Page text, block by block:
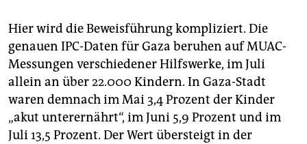
Hier wird die Beweisführung kompliziert. Die
genauen IPC-Daten für Gaza beruhen auf MUAC-
Messungen verschiedener Hilfswerke, im Juli
allein an über 22.000 Kindern. In Gaza-Stadt
waren demnach im Mai 3,4 Prozent der Kinder
„akut unterernährt“, im Juni 5,9 Prozent und im
Juli 13,5 Prozent. Der Wert übersteigt in der